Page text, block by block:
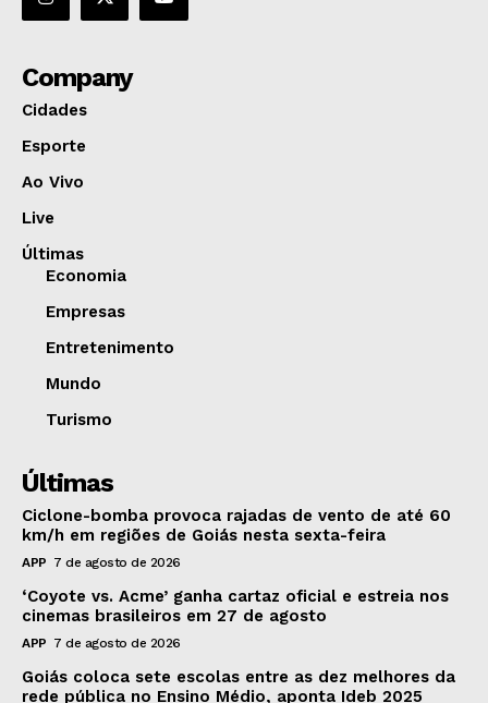
Company
Cidades
Esporte
Ao Vivo
Live
Últimas
Economia
Empresas
Entretenimento
Mundo
Turismo
Últimas
Ciclone-bomba provoca rajadas de vento de até 60
km/h em regiões de Goiás nesta sexta-feira
APP 7 de agosto de 2026
‘Coyote vs. Acme’ ganha cartaz oficial e estreia nos
cinemas brasileiros em 27 de agosto
APP 7 de agosto de 2026
Goiás coloca sete escolas entre as dez melhores da
rede pública no Ensino Médio, aponta Ideb 2025